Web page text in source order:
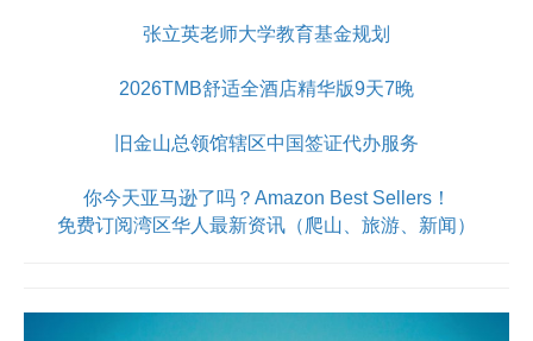
张立英老师大学教育基金规划
2026TMB舒适全酒店精华版9天7晚
旧金山总领馆辖区中国签证代办服务
你今天亚马逊了吗？Amazon Best Sellers！
免费订阅湾区华人最新资讯（爬山、旅游、新闻）